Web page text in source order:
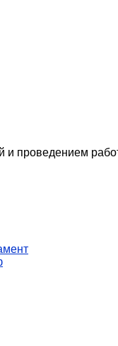
и проведением